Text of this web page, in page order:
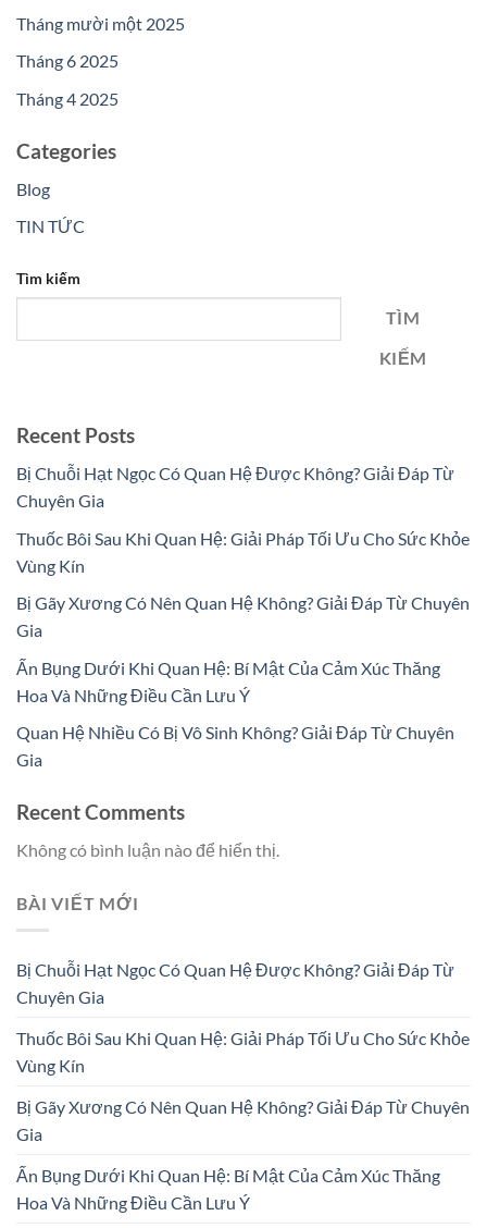
Tháng mười một 2025
Tháng 6 2025
Tháng 4 2025
Categories
Blog
TIN TỨC
Tìm kiếm
TÌM
KIẾM
Recent Posts
Bị Chuỗi Hạt Ngọc Có Quan Hệ Được Không? Giải Đáp Từ
Chuyên Gia
Thuốc Bôi Sau Khi Quan Hệ: Giải Pháp Tối Ưu Cho Sức Khỏe
Vùng Kín
Bị Gãy Xương Có Nên Quan Hệ Không? Giải Đáp Từ Chuyên
Gia
Ấn Bụng Dưới Khi Quan Hệ: Bí Mật Của Cảm Xúc Thăng
Hoa Và Những Điều Cần Lưu Ý
Quan Hệ Nhiều Có Bị Vô Sinh Không? Giải Đáp Từ Chuyên
Gia
Recent Comments
Không có bình luận nào để hiển thị.
BÀI VIẾT MỚI
Bị Chuỗi Hạt Ngọc Có Quan Hệ Được Không? Giải Đáp Từ
Chuyên Gia
Thuốc Bôi Sau Khi Quan Hệ: Giải Pháp Tối Ưu Cho Sức Khỏe
Vùng Kín
Bị Gãy Xương Có Nên Quan Hệ Không? Giải Đáp Từ Chuyên
Gia
Ấn Bụng Dưới Khi Quan Hệ: Bí Mật Của Cảm Xúc Thăng
Hoa Và Những Điều Cần Lưu Ý